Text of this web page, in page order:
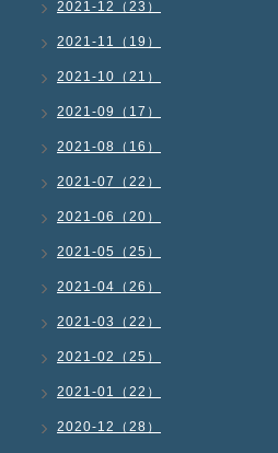
2021-12（23）
2021-11（19）
2021-10（21）
2021-09（17）
2021-08（16）
2021-07（22）
2021-06（20）
2021-05（25）
2021-04（26）
2021-03（22）
2021-02（25）
2021-01（22）
2020-12（28）